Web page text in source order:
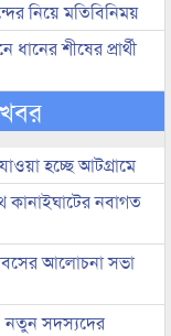
নিয়ে মতিবিনিময়
শীষের প্রার্থী
হচ্ছে আটগ্রামে
নবাগত
আলোচনা সভা
নতুন সদস্যদের